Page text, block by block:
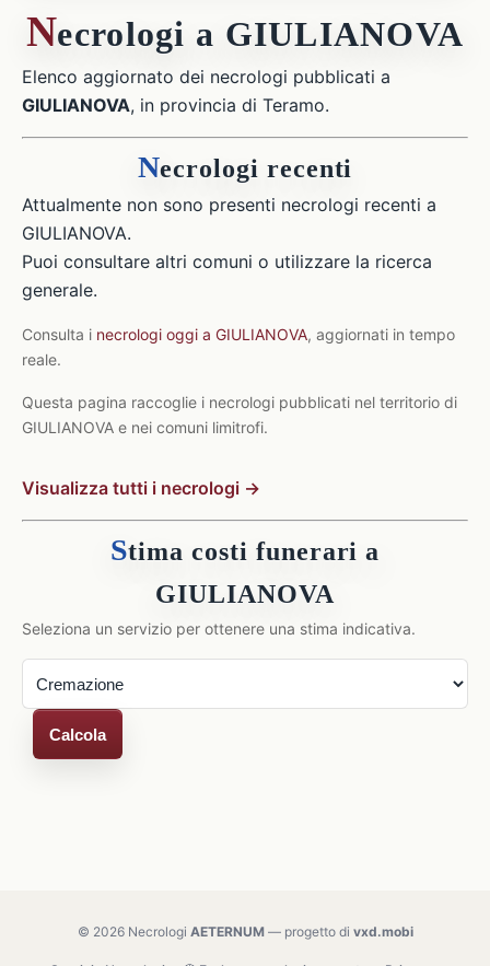
Necrologi a GIULIANOVA
Elenco aggiornato dei necrologi pubblicati a
GIULIANOVA, in provincia di Teramo.
Necrologi recenti
Attualmente non sono presenti necrologi recenti a
GIULIANOVA.
Puoi consultare altri comuni o utilizzare la ricerca
generale.
Consulta i necrologi oggi a GIULIANOVA, aggiornati in tempo
reale.
Questa pagina raccoglie i necrologi pubblicati nel territorio di
GIULIANOVA e nei comuni limitrofi.
Visualizza tutti i necrologi →
Stima costi funerari a
GIULIANOVA
Seleziona un servizio per ottenere una stima indicativa.
Calcola
© 2026 Necrologi AETERNUM— progetto di vxd.mobi